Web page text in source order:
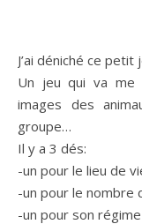
J’ai déniché ce
Un jeu qui va me
images des
groupe…
Il y a 3 dés:
-un pour le lieu de
-un pour le nombre
-un pour son